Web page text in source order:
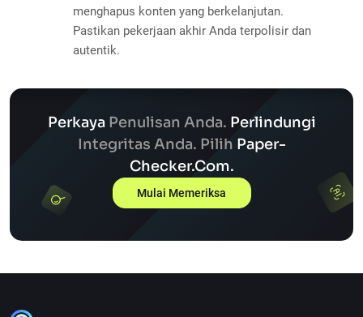
menghapus konten yang berkelanjutan.
Pastikan pekerjaan akhir Anda terpolisir dan
autentik.
Perkaya Penulisan Anda. Perlindungi
Integritas Anda. Pilih Paper-
Checker.com.
Mulai Memeriksa